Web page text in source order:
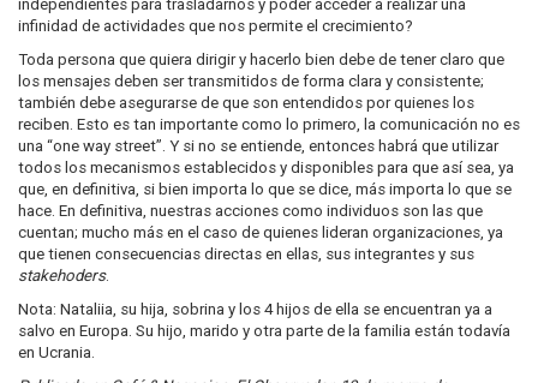
independientes para trasladarnos y poder acceder a realizar una
infinidad de actividades que nos permite el crecimiento?
Toda persona que quiera dirigir y hacerlo bien debe de tener claro que
los mensajes deben ser transmitidos de forma clara y consistente;
también debe asegurarse de que son entendidos por quienes los
reciben. Esto es tan importante como lo primero, la comunicación no es
una “one way street”. Y si no se entiende, entonces habrá que utilizar
todos los mecanismos establecidos y disponibles para que así sea, ya
que, en definitiva, si bien importa lo que se dice, más importa lo que se
hace. En definitiva, nuestras acciones como individuos son las que
cuentan; mucho más en el caso de quienes lideran organizaciones, ya
que tienen consecuencias directas en ellas, sus integrantes y sus
stakehoders.
Nota: Nataliia, su hija, sobrina y los 4 hijos de ella se encuentran ya a
salvo en Europa. Su hijo, marido y otra parte de la familia están todavía
en Ucrania.